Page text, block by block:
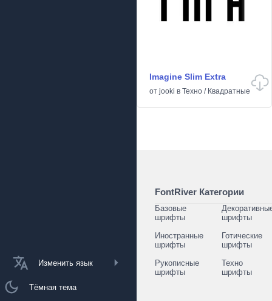
Изменить язык
Тёмная тема
Imagine Slim Extra
от jooki в Техно / Квадратные
FontRiver Категории
Базовые
шрифты
шрифты
Иностранные
шрифты
Готические
шрифты
Рукописные
шрифты
Техно
шрифты